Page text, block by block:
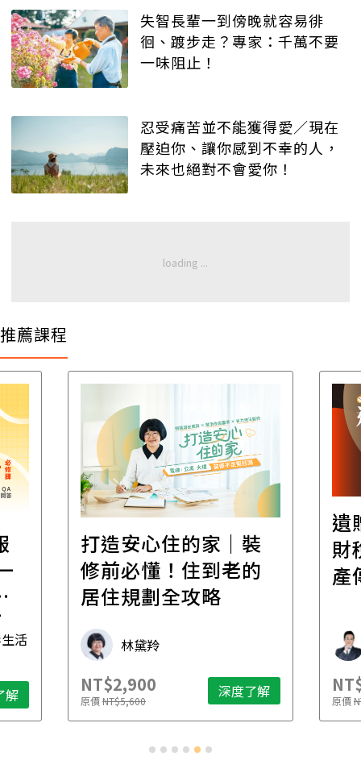
失智長輩一到傍晚就容易徘
徊、踱步走？專家：千萬不要
一味阻止！
忍受痛苦並不能獲得愛／現在
壓迫你、讓你感到不幸的人，
未來也絕對不會愛你！
推薦課程
活
解
打造安心住的家｜裝
修前必懂！住到老的
居住規劃全攻略
林黛羚
NT$2,900
原價NT$5,600 深度了解
遺
財
產
原價